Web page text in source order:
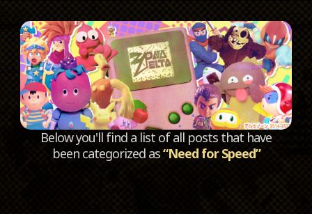
Below you'll find a list of all posts that have
been categorized as“Need for Speed”